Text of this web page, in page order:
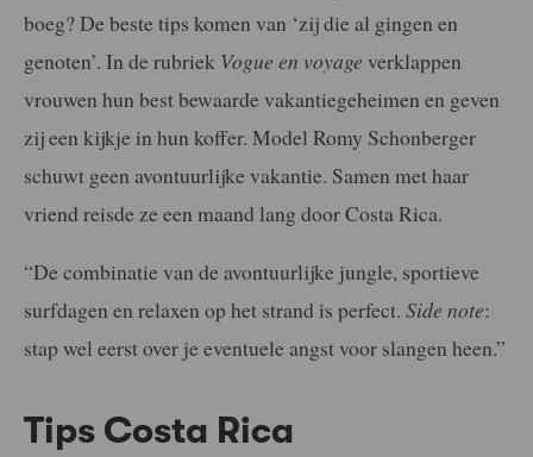
boeg? De beste tips komen van ‘zij die al gingen en
genoten’. In de rubriek Vogue en voyage verklappen
vrouwen hun best bewaarde vakantiegeheimen en geven
zij een kijkje in hun koffer. Model Romy Schonberger
schuwt geen avontuurlijke vakantie. Samen met haar
vriend reisde ze een maand lang door Costa Rica.
“De combinatie van de avontuurlijke jungle, sportieve
surfdagen en relaxen op het strand is perfect. Side note:
stap wel eerst over je eventuele angst voor slangen heen.”
Tips Costa Rica